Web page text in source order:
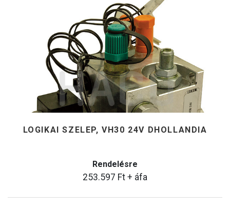
LOGIKAI SZELEP, VH30 24V DHOLLANDIA
Rendelésre
253.597 Ft + áfa